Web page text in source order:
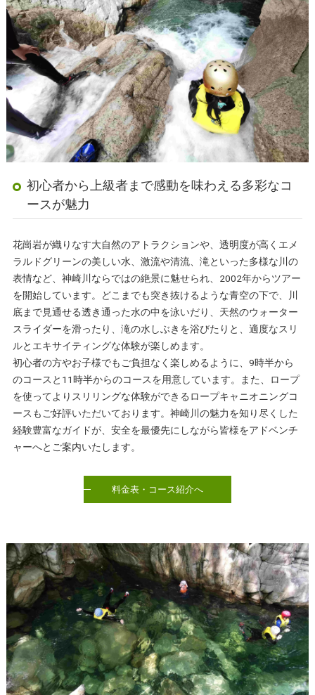
初心者から上級者まで感動を味わえる多彩なコ
ースが魅力
花崗岩が織りなす大自然のアトラクションや、透明度が高くエメ
ラルドグリーンの美しい水、激流や清流、滝といった多様な川の
表情など、神崎川ならではの絶景に魅せられ、2002年からツアー
を開始しています。どこまでも突き抜けるような青空の下で、川
底まで見通せる透き通った水の中を泳いだり、天然のウォーター
スライダーを滑ったり、滝の水しぶきを浴びたりと、適度なスリ
ルとエキサイティングな体験が楽しめます。
初心者の方やお子様でもご負担なく楽しめるように、9時半から
のコースと11時半からのコースを用意しています。また、ロープ
を使ってよりスリリングな体験ができるロープキャニオニングコ
ースもご好評いただいております。神崎川の魅力を知り尽くした
経験豊富なガイドが、安全を最優先にしながら皆様をアドベンチ
ャーへとご案内いたします。
料金表・コース紹介へ